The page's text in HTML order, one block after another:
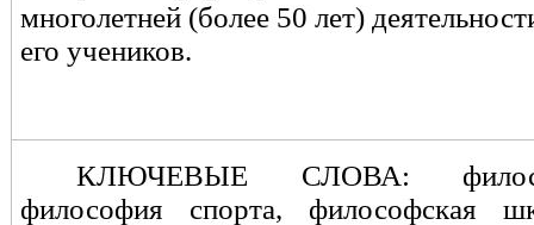
многолетней (более 50 лет)
его учеников.
КЛЮЧЕВЫЕ СЛОВА:
философия спорта, философская